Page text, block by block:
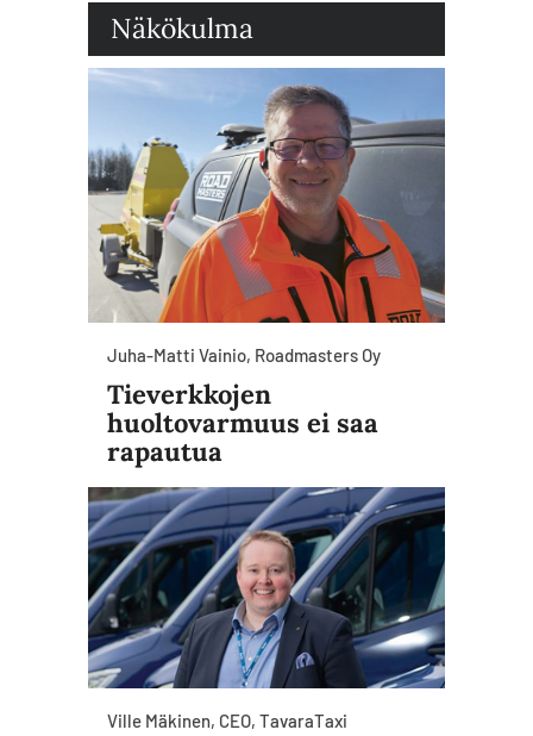
Näkökulma
Juha-Matti Vainio, Roadmasters Oy
Tieverkkojen
huoltovarmuus ei saa
rapautua
Ville Mäkinen, CEO, TavaraTaxi